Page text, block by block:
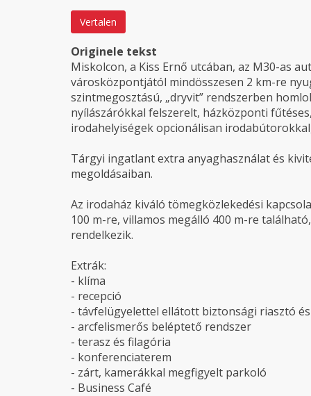
Vertalen
Originele tekst
Miskolcon, a Kiss Ernő utcában, az M30-as
városközpontjától mindösszesen 2 km-re
szintmegosztású, „dryvit” rendszerben
nyílászárókkal felszerelt, házközponti
irodahelyiségek opcionálisan
Tárgyi ingatlant extra anyaghasználat és
megoldásaiban.
Az irodaház kiváló tömegközlekedési
100 m-re, villamos megálló 400 m-re
rendelkezik.
Extrák:
- klíma
- recepció
- távfelügyelettel ellátott biztonsági riasztó
- arcfelismerős beléptető rendszer
- terasz és filagória
- konferenciaterem
- zárt, kamerákkal megfigyelt parkoló
- Business Café